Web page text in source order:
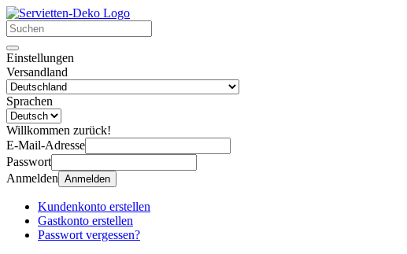
Einstellungen
Versandland
Sprachen
Willkommen zurück!
E-Mail-Adresse
Passwort
Anmelden Anmelden
Kundenkonto erstellen
Gastkonto erstellen
Passwort vergessen?